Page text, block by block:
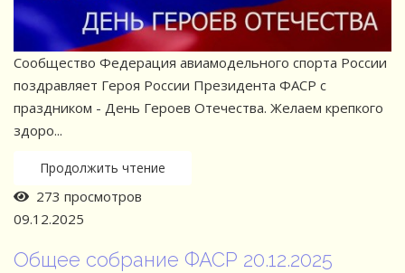
Сообщество Федерация авиамодельного спорта России
поздравляет Героя России Президента ФАСР с
праздником - День Героев Отечества. Желаем крепкого
здоро...
Продолжить чтение
273 просмотров
09.12.2025
Общее собрание ФАСР 20.12.2025